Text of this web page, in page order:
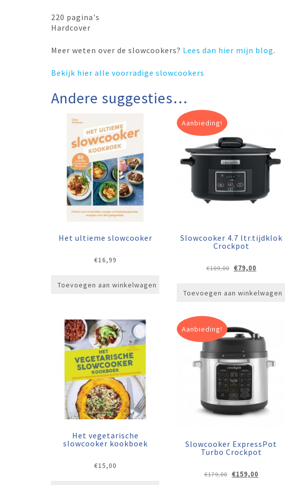
220 pagina's
Hardcover
Meer weten over de slowcookers? Lees dan hier mijn blog.
Bekijk hier alle voorradige slowcookers
Andere suggesties…
Het ultieme slowcooker
€16,99
Toevoegen aan winkelwagen
Aanbieding!
Slowcooker 4.7 ltr.tijdklok
Crockpot
€109,00
Oorspronkelijke
€109,00.
€79,00Huidige
€79,00.
Toevoegen aan winkelwagen
Het vegetarische
slowcooker kookboek
€15,00
Aanbieding!
Slowcooker ExpressPot
Turbo Crockpot
€179,00
Oorspronkelijke
€159,00Huidige